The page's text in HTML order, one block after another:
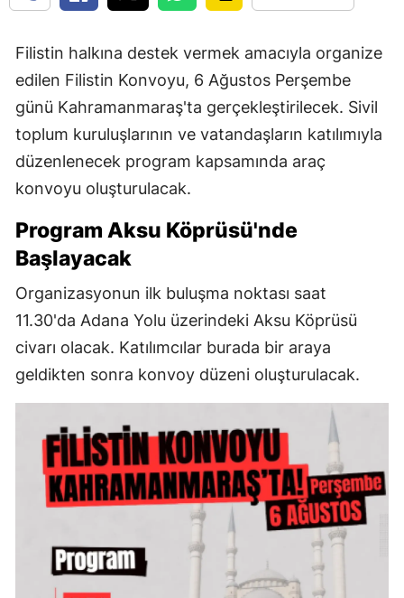
Filistin halkına destek vermek amacıyla organize
edilen Filistin Konvoyu, 6 Ağustos Perşembe
günü Kahramanmaraş'ta gerçekleştirilecek. Sivil
toplum kuruluşlarının ve vatandaşların katılımıyla
düzenlenecek program kapsamında araç
konvoyu oluşturulacak.
Program Aksu Köprüsü'nde
Başlayacak
Organizasyonun ilk buluşma noktası saat
11.30'da Adana Yolu üzerindeki Aksu Köprüsü
civarı olacak. Katılımcılar burada bir araya
geldikten sonra konvoy düzeni oluşturulacak.